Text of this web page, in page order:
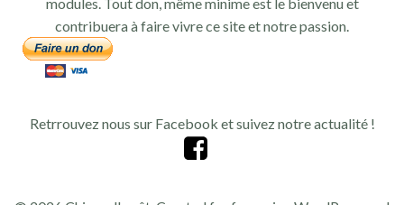
contribuera à faire vivre ce site et notre passion.
Retrrouvez nous sur Facebook et suivez notre actualité !